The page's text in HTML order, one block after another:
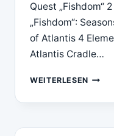
Quest „Fishdom“
„Fishdom“:
of Atlantis 4
Atlantis Cradle…
WEITERLESEN
(PC)